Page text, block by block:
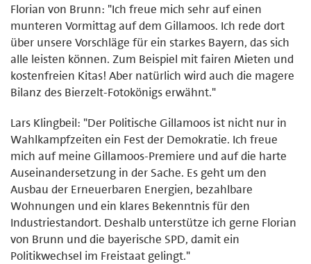
Florian von Brunn: "Ich freue mich sehr auf einen
munteren Vormittag auf dem Gillamoos. Ich rede dort
über unsere Vorschläge für ein starkes Bayern, das sich
alle leisten können. Zum Beispiel mit fairen Mieten und
kostenfreien Kitas! Aber natürlich wird auch die magere
Bilanz des Bierzelt-Fotokönigs erwähnt."
Lars Klingbeil: "Der Politische Gillamoos ist nicht nur in
Wahlkampfzeiten ein Fest der Demokratie. Ich freue
mich auf meine Gillamoos-Premiere und auf die harte
Auseinandersetzung in der Sache. Es geht um den
Ausbau der Erneuerbaren Energien, bezahlbare
Wohnungen und ein klares Bekenntnis für den
Industriestandort. Deshalb unterstütze ich gerne Florian
von Brunn und die bayerische SPD, damit ein
Politikwechsel im Freistaat gelingt."